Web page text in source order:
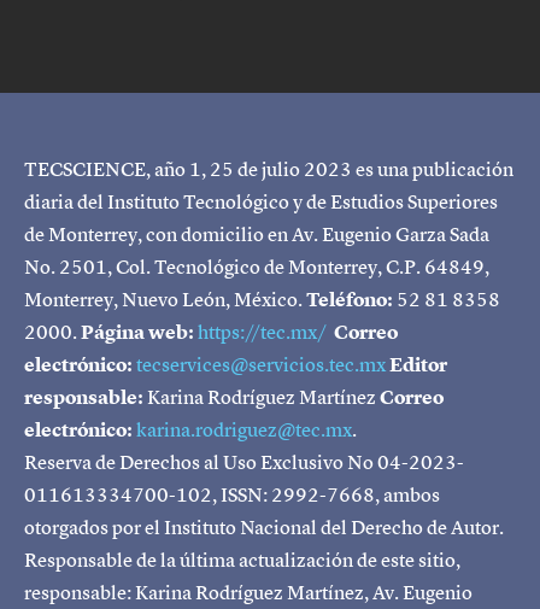
TECSCIENCE, año 1, 25 de julio 2023 es una publicación
diaria del Instituto Tecnológico y de Estudios Superiores
de Monterrey, con domicilio en Av. Eugenio Garza Sada
No. 2501, Col. Tecnológico de Monterrey, C.P. 64849,
Monterrey, Nuevo León, México.Teléfono: 52 81 8358
2000.Página web:https://tec.mx/ Correo
electrónico:tecservices@servicios.tec.mxEditor
responsable:Karina Rodríguez MartínezCorreo
electrónico:karina.rodriguez@tec.mx.
Reserva de Derechos al Uso Exclusivo No 04-2023-
011613334700-102, ISSN: 2992-7668, ambos
otorgados por el Instituto Nacional del Derecho de Autor.
Responsable de la última actualización de este sitio,
responsable: Karina Rodríguez Martínez, Av. Eugenio